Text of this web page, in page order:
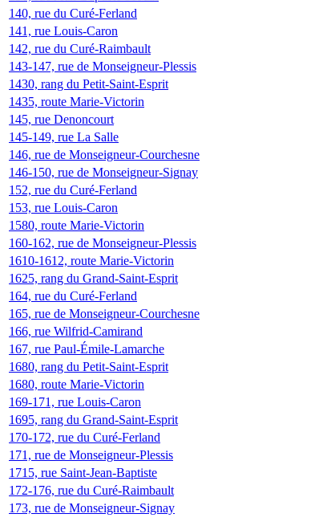
140, rue du Curé-Ferland
141, rue Louis-Caron
142, rue du Curé-Raimbault
143-147, rue de Monseigneur-Plessis
1430, rang du Petit-Saint-Esprit
1435, route Marie-Victorin
145, rue Denoncourt
145-149, rue La Salle
146, rue de Monseigneur-Courchesne
146-150, rue de Monseigneur-Signay
152, rue du Curé-Ferland
153, rue Louis-Caron
1580, route Marie-Victorin
160-162, rue de Monseigneur-Plessis
1610-1612, route Marie-Victorin
1625, rang du Grand-Saint-Esprit
164, rue du Curé-Ferland
165, rue de Monseigneur-Courchesne
166, rue Wilfrid-Camirand
167, rue Paul-Émile-Lamarche
1680, rang du Petit-Saint-Esprit
1680, route Marie-Victorin
169-171, rue Louis-Caron
1695, rang du Grand-Saint-Esprit
170-172, rue du Curé-Ferland
171, rue de Monseigneur-Plessis
1715, rue Saint-Jean-Baptiste
172-176, rue du Curé-Raimbault
173, rue de Monseigneur-Signay